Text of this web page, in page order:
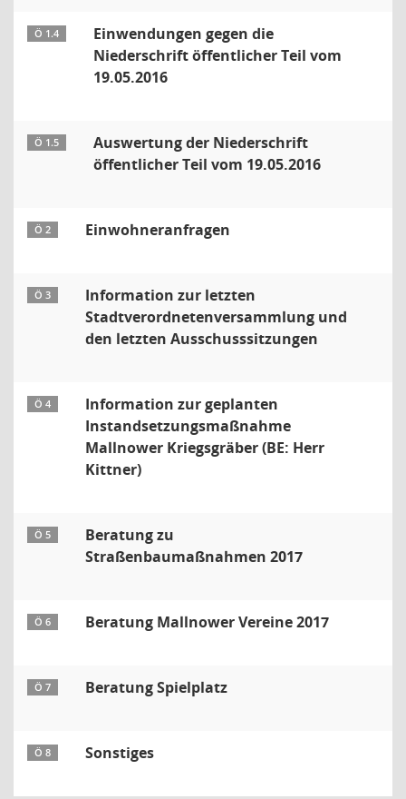
Ö 1.4
Einwendungen gegen die
Niederschrift öffentlicher Teil vom
19.05.2016
Ö 1.5
Auswertung der Niederschrift
öffentlicher Teil vom 19.05.2016
Ö 2 Einwohneranfragen
Ö 3
Information zur letzten
Stadtverordnetenversammlung und
den letzten Ausschusssitzungen
Ö 4
Information zur geplanten
Instandsetzungsmaßnahme
Mallnower Kriegsgräber (BE: Herr
Kittner)
Ö 5
Beratung zu
Straßenbaumaßnahmen 2017
Ö 6 Beratung Mallnower Vereine 2017
Ö 7 Beratung Spielplatz
Ö 8 Sonstiges